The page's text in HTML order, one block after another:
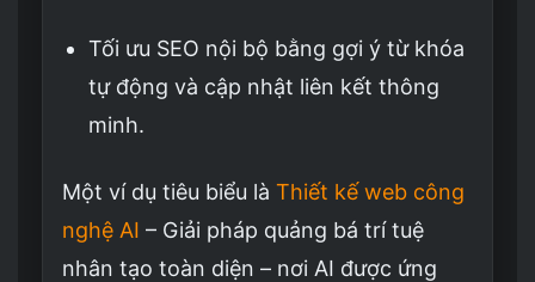
Tối ưu SEO nội bộ bằng gợi ý từ khóa
tự động và cập nhật liên kết thông
minh.
Một ví dụ tiêu biểu là Thiết kế web công
nghệ AI – Giải pháp quảng bá trí tuệ
nhân tạo toàn diện – nơi AI được ứng